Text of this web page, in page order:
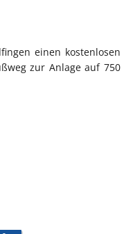
einen kostenlosen
zur Anlage auf 750